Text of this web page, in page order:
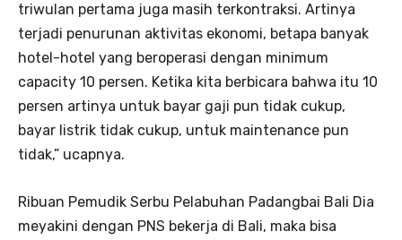
triwulan pertama juga masih terkontraksi. Artinya
terjadi penurunan aktivitas ekonomi, betapa banyak
hotel-hotel yang beroperasi dengan minimum
capacity 10 persen. Ketika kita berbicara bahwa itu 10
persen artinya untuk bayar gaji pun tidak cukup,
bayar listrik tidak cukup, untuk maintenance pun
tidak,” ucapnya.
Ribuan Pemudik Serbu Pelabuhan Padangbai Bali Dia
meyakini dengan PNS bekerja di Bali, maka bisa